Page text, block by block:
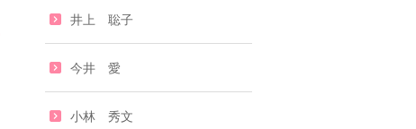
井上 聡子
今井 愛
小林 秀文